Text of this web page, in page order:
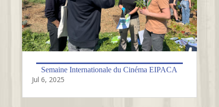
Semaine Internationale du Cinéma EIPACA
Jul 6, 2025